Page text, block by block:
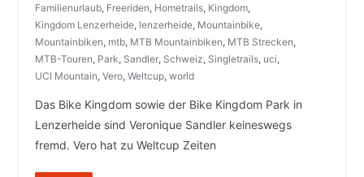
Familienurlaub, Freeriden, Hometrails, Kingdom,
Kingdom Lenzerheide, lenzerheide, Mountainbike,
Mountainbiken, mtb, MTB Mountainbiken, MTB Strecken,
MTB-Touren, Park, Sandler, Schweiz, Singletrails, uci,
UCI Mountain, Vero, Weltcup, world
Das Bike Kingdom sowie der Bike Kingdom Park in
Lenzerheide sind Veronique Sandler keineswegs
fremd. Vero hat zu Weltcup Zeiten